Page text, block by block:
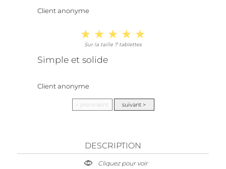
Client anonyme
Sur la taille 7 tablettes
Simple et solide
Client anonyme
DESCRIPTION
Cliquez pour voir